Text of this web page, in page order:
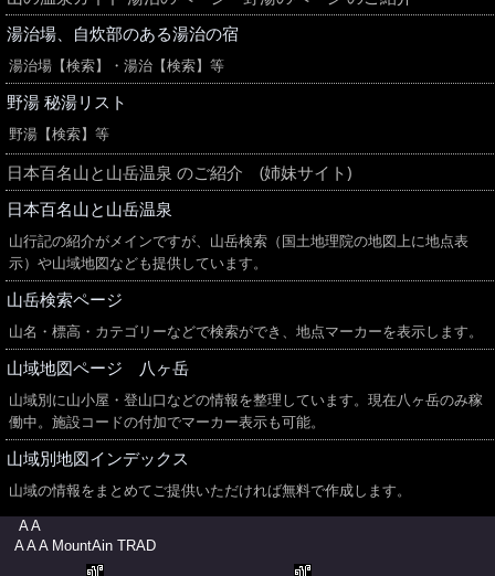
湯治場、自炊部のある湯治の宿
湯治場【検索】・湯治【検索】等
野湯 秘湯リスト
野湯【検索】等
日本百名山と山岳温泉 のご紹介 (姉妹サイト)
日本百名山と山岳温泉
山行記の紹介がメインですが、山岳検索（国土地理院の地図上に地点表
示）や山域地図なども提供しています。
山岳検索ページ
山名・標高・カテゴリーなどで検索ができ、地点マーカーを表示します。
山域地図ページ 八ヶ岳
山域別に山小屋・登山口などの情報を整理しています。現在八ヶ岳のみ稼
働中。施設コードの付加でマーカー表示も可能。
山域別地図インデックス
山域の情報をまとめてご提供いただければ無料で作成します。
A A
A A A MountAin TRAD